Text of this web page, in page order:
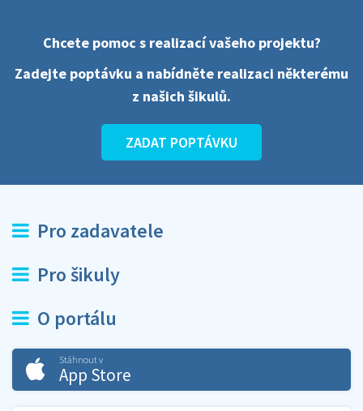
Chcete pomoc s realizací vašeho projektu?
Zadejte poptávku a nabídněte realizaci některému
z našich šikulů.
ZADAT POPTÁVKU
Pro zadavatele
Pro šikuly
O portálu
Stáhnout v
App Store